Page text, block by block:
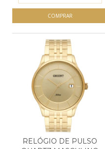
RELÓGIO DE PULSO